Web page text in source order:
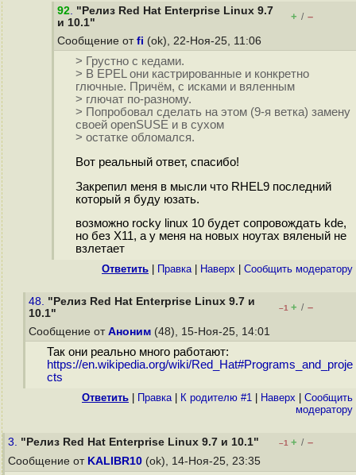
92. "Релиз Red Hat Enterprise Linux 9.7
и 10.1"
+ / –
Сообщение от fi (ok), 22-Ноя-25, 11:06
> Грустно с кедами.
> В EPEL они кастрированные и конкретно
глючные. Причём, с исками и вяленным
> глючат по-разному.
> Попробовал сделать на этом (9-я ветка) замену
своей openSUSE и в сухом
> остатке обломался.
Вот реальный ответ, спасибо!
Закрепил меня в мысли что RHEL9 последний
который я буду юзать.
возможно rocky linux 10 будет сопровождать kde,
но без X11, а у меня на новых ноутах вяленый не
взлетает
Ответить Правка| Наверх Cообщить модератору
48. "Релиз Red Hat Enterprise Linux 9.7 и
10.1"
–1 + / –
Сообщение от Аноним (48), 15-Ноя-25, 14:01
Так они реально много работают:
https://en.wikipedia.org/wiki/Red_Hat#Programs_and_proje
cts
Ответить Правка| К родителю #1 Наверх
Cообщить
модератору
3. "Релиз Red Hat Enterprise Linux 9.7 и 10.1" –1 + / –
Сообщение от KALIBR10 (ok), 14-Ноя-25, 23:35